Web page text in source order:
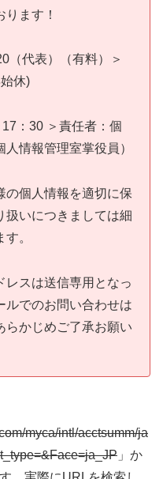
ます！
（代表）（有料）＞
休)
：30 ＞責任者：個
情報管理室掌役員）
の個人情報を適切に保
扱いにつきましては細
。
レスは送信専用となっ
ルでのお問い合わせは
らかじめご了承お願い
myca/intl/acctsumm/ja
」か